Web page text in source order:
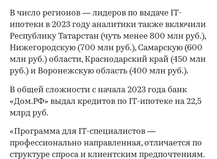
В число регионов — лидеров по выдаче IT-
ипотеки в 2023 году аналитики также включили
Республику Татарстан (чуть менее 800 млн руб.),
Нижегородскую (700 млн руб.), Самарскую (600
млн руб.) области, Краснодарский край (450 млн
руб.) и Воронежскую область (400 млн руб.).
В общей сложности с начала 2023 года банк
«Дом.РФ» выдал кредитов по IT-ипотеке на 22,5
млрд руб.
«Программа для IТ-специалистов —
профессионально направленная, отличается по
структуре спроса и клиентским предпочтениям.